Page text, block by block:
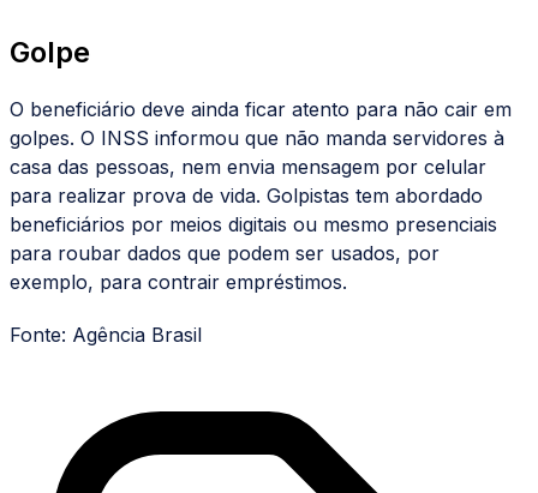
Golpe
O beneficiário deve ainda ficar atento para não cair em
golpes. O INSS informou que não manda servidores à
casa das pessoas, nem envia mensagem por celular
para realizar prova de vida. Golpistas tem abordado
beneficiários por meios digitais ou mesmo presenciais
para roubar dados que podem ser usados, por
exemplo, para contrair empréstimos.
Fonte: Agência Brasil